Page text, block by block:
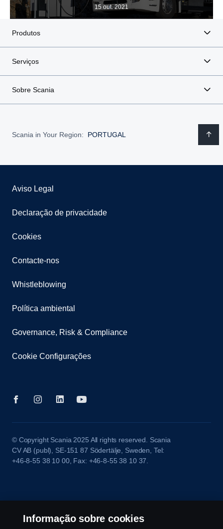
15 out. 2021
Produtos
Serviços
Sobre Scania
Scania in Your Region: PORTUGAL
Aviso Legal
Declaração de privacidade
Cookies
Contacte-nos
Whistleblowing
Política ambiental
Governance, Risk & Compliance
Cookie Configurações
© Copyright Scania 2025 All rights reserved. Scania
CV AB (publ), SE-151 87 Södertälje, Sweden, Tel:
+46-8-55 38 10 00, Fax: +46-8-55 38 10 37.
Informação sobre cookies